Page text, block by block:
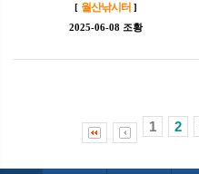
[ 월산낚시터 ]
2025-06-08 조황
1 2